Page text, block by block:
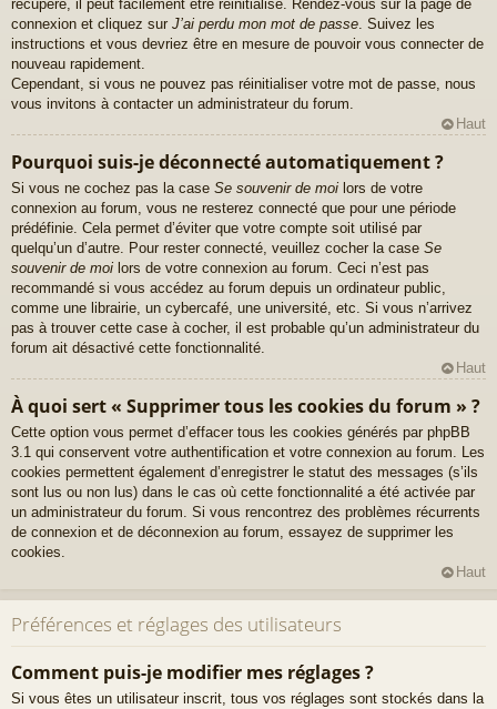
récupéré, il peut facilement être réinitialisé. Rendez-vous sur la page de
connexion et cliquez sur J’ai perdu mon mot de passe . Suivez les
instructions et vous devriez être en mesure de pouvoir vous connecter de
nouveau rapidement.
Cependant, si vous ne pouvez pas réinitialiser votre mot de passe, nous
vous invitons à contacter un administrateur du forum.
Haut
Pourquoi suis-je déconnecté automatiquement ?
Si vous ne cochez pas la case Se souvenir de moi lors de votre
connexion au forum, vous ne resterez connecté que pour une période
prédéfinie. Cela permet d’éviter que votre compte soit utilisé par
quelqu’un d’autre. Pour rester connecté, veuillez cocher la case Se
souvenir de moi lors de votre connexion au forum. Ceci n’est pas
recommandé si vous accédez au forum depuis un ordinateur public,
comme une librairie, un cybercafé, une université, etc. Si vous n’arrivez
pas à trouver cette case à cocher, il est probable qu’un administrateur du
forum ait désactivé cette fonctionnalité.
Haut
À quoi sert « Supprimer tous les cookies du forum » ?
Cette option vous permet d’effacer tous les cookies générés par phpBB
3.1 qui conservent votre authentification et votre connexion au forum. Les
cookies permettent également d’enregistrer le statut des messages (s’ils
sont lus ou non lus) dans le cas où cette fonctionnalité a été activée par
un administrateur du forum. Si vous rencontrez des problèmes récurrents
de connexion et de déconnexion au forum, essayez de supprimer les
cookies.
Haut
Préférences et réglages des utilisateurs
Comment puis-je modifier mes réglages ?
Si vous êtes un utilisateur inscrit, tous vos réglages sont stockés dans la